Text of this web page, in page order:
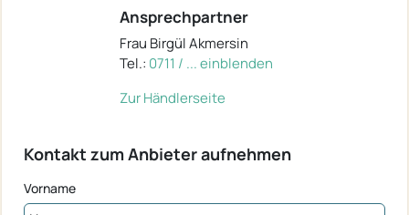
Ansprechpartner
Frau Birgül Akmersin
Tel.: 0711 / ... einblenden
Zur Händlerseite
Kontakt zum Anbieter aufnehmen
Vorname